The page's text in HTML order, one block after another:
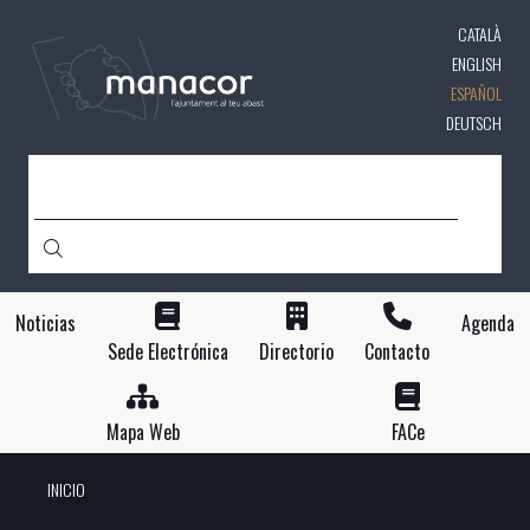
contenido
principal
CATALÀ
ENGLISH
ESPAÑOL
DEUTSCH
Noticias
Sede Electrónica
Directorio Contacto
Agenda
Mapa Web FACe
INICIO